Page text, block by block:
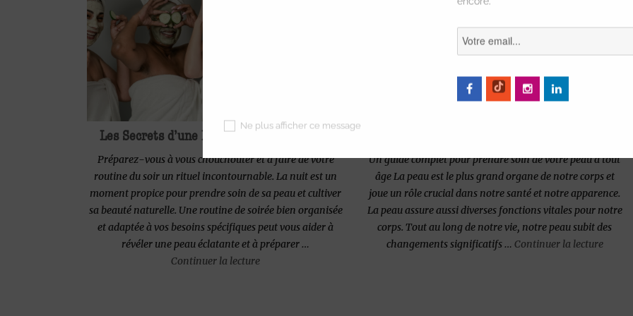
Les Secrets d’une Nuit de Beauté Parfaite
Préparez-vous à vous chouchouter et à faire de votre
routine du soir un rituel incontournable. La nuit est un
moment propice pour prendre soin de sa peau et cultiver
sa beauté naturelle. Une routine de soirée bien organisée
et adaptée à vos besoins spécifiques peut vous aider à
révéler une peau éclatante et à préparer …
Continuer la lecturede « Les Secrets d’une Nuit de Beauté Parfaite »
Un guide complet pour prendre soin de votre peau à tout
âge La peau est le plus grand organe de notre corps et
joue un rôle crucial dans notre santé et notre apparence.
La peau assure aussi diverses fonctions vitales pour notre
corps. Tout au long de notre vie, notre peau subit des
changements significatifs … Continuer la lecturede «
Ne plus afficher ce message